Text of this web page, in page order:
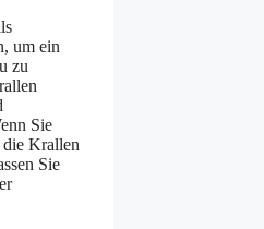
um ein
zu
Sie
die Krallen
Sie